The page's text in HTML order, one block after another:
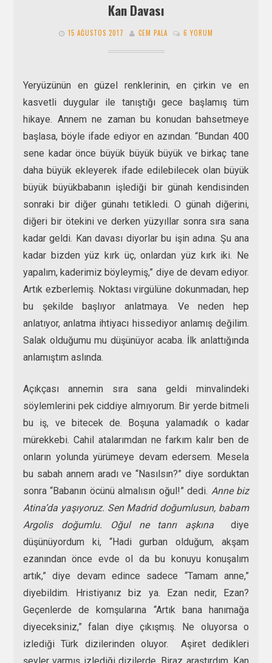
Kan Davası
15 AĞUSTOS 2017 CEM PALA 6 YORUM
Yeryüzünün en güzel renklerinin, en çirkin ve en
kasvetli duygular ile tanıştığı gece başlamış tüm
hikaye. Annem ne zaman bu konudan bahsetmeye
başlasa, böyle ifade ediyor en azından. “Bundan 400
sene kadar önce büyük büyük büyük ve birkaç tane
daha büyük ekleyerek ifade edilebilecek olan büyük
büyük büyükbabanın işlediği bir günah kendisinden
sonraki bir diğer günahı tetikledi. O günah diğerini,
diğeri bir ötekini ve derken yüzyıllar sonra sıra sana
kadar geldi. Kan davası diyorlar bu işin adına. Şu ana
kadar bizden yüz kırk üç, onlardan yüz kırk iki. Ne
yapalım, kaderimiz böyleymiş,” diye de devam ediyor.
Artık ezberlemiş. Noktası virgülüne dokunmadan, hep
bu şekilde başlıyor anlatmaya. Ve neden hep
anlatıyor, anlatma ihtiyacı hissediyor anlamış değilim.
Salak olduğumu mu düşünüyor acaba. İlk anlattığında
anlamıştım aslında.
Açıkçası annemin sıra sana geldi minvalindeki
söylemlerini pek ciddiye almıyorum. Bir yerde bitmeli
bu iş, ve bitecek de. Boşuna yalamadık o kadar
mürekkebi. Cahil atalarımdan ne farkım kalır ben de
onların yolunda yürümeye devam edersem. Mesela
bu sabah annem aradı ve “Nasılsın?” diye sorduktan
sonra “Babanın öcünü almalısın oğul!” dedi. Anne biz
Atina’da yaşıyoruz. Sen Madrid doğumlusun, babam
Argolis doğumlu. Oğul ne tanrı aşkına
diye
düşünüyordum ki, “Hadi gurban olduğum, akşam
ezanından önce evde ol da bu konuyu konuşalım
artık,” diye devam edince sadece “Tamam anne,”
diyebildim. Hristiyanız biz ya. Ezan nedir, Ezan?
Geçenlerde de komşularına “Artık bana hanımağa
diyeceksiniz,” falan diye çıkışmış. Ne oluyorsa o
izlediği Türk dizilerinden oluyor. Aşiret dedikleri